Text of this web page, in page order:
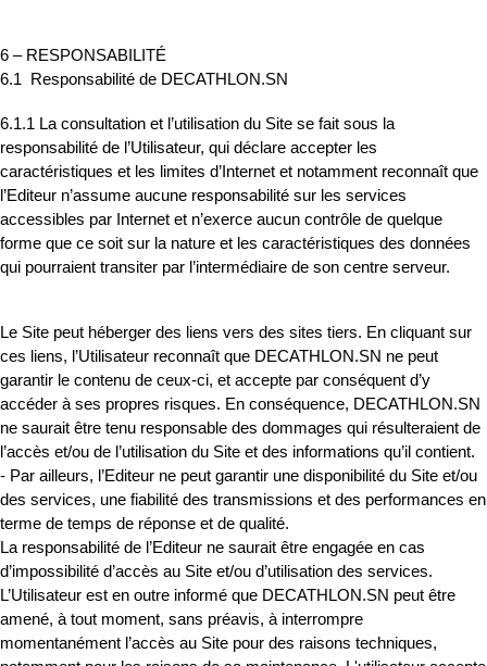
6 – RESPONSABILITÉ
6.1 Responsabilité de DECATHLON.SN
6.1.1 La consultation et l’utilisation du Site se fait sous la
responsabilité de l’Utilisateur, qui déclare accepter les
caractéristiques et les limites d’Internet et notamment reconnaît que
l’Editeur n’assume aucune responsabilité sur les services
accessibles par Internet et n’exerce aucun contrôle de quelque
forme que ce soit sur la nature et les caractéristiques des données
qui pourraient transiter par l’intermédiaire de son centre serveur.
Le Site peut héberger des liens vers des sites tiers. En cliquant sur
ces liens, l’Utilisateur reconnaît que DECATHLON.SN ne peut
garantir le contenu de ceux-ci, et accepte par conséquent d’y
accéder à ses propres risques. En conséquence, DECATHLON.SN
ne saurait être tenu responsable des dommages qui résulteraient de
l’accès et/ou de l’utilisation du Site et des informations qu’il contient.
- Par ailleurs, l’Editeur ne peut garantir une disponibilité du Site et/ou
des services, une fiabilité des transmissions et des performances en
terme de temps de réponse et de qualité.
La responsabilité de l’Editeur ne saurait être engagée en cas
d’impossibilité d’accès au Site et/ou d’utilisation des services.
L’Utilisateur est en outre informé que DECATHLON.SN peut être
amené, à tout moment, sans préavis, à interrompre
momentanément l’accès au Site pour des raisons techniques,